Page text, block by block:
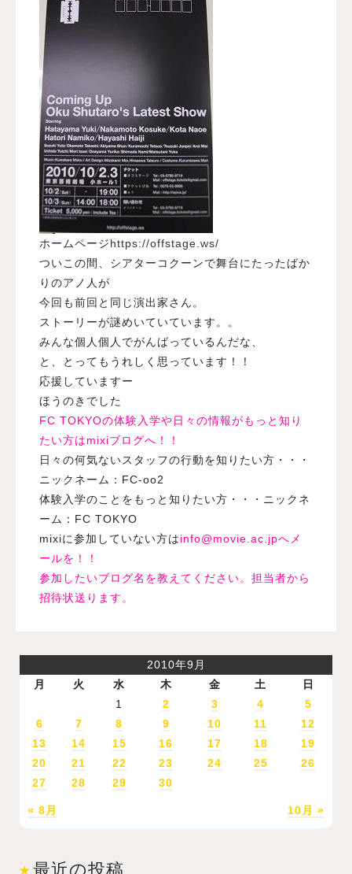
ホームページhttps://offstage.ws/
ついこの間、シアターコクーンで舞台にたったばか
りのアノ人が
今回も前回と同じ演出家さん。
ストーリーが謎めいていています。。
みんな個人個人でがんばっているんだな、
と、とってもうれしく思っています！！
応援していますー
ほうのきでした
FC TOKYOの体験入学や日々の情報がもっと知り
たい方はmixiブログへ！！
日々の何気ないスタッフの行動を知りたい方・・・
ニックネーム：FC-oo2
体験入学のことをもっと知りたい方・・・ニックネ
ーム：FC TOKYO
mixiに参加していない方はinfo@movie.ac.jpへメ
ールを！！
参加したいブログ名を教えてください。担当者から
招待状送ります。
2010年9月
月
火 水 木 金 土 日
« 8月 10月 »
1 2 3 4
5
6
7 8 9 10 11
12
13
14 15 16 17 18
19
20
21 22 23 24 25
26
27
28 29 30
最近の投稿